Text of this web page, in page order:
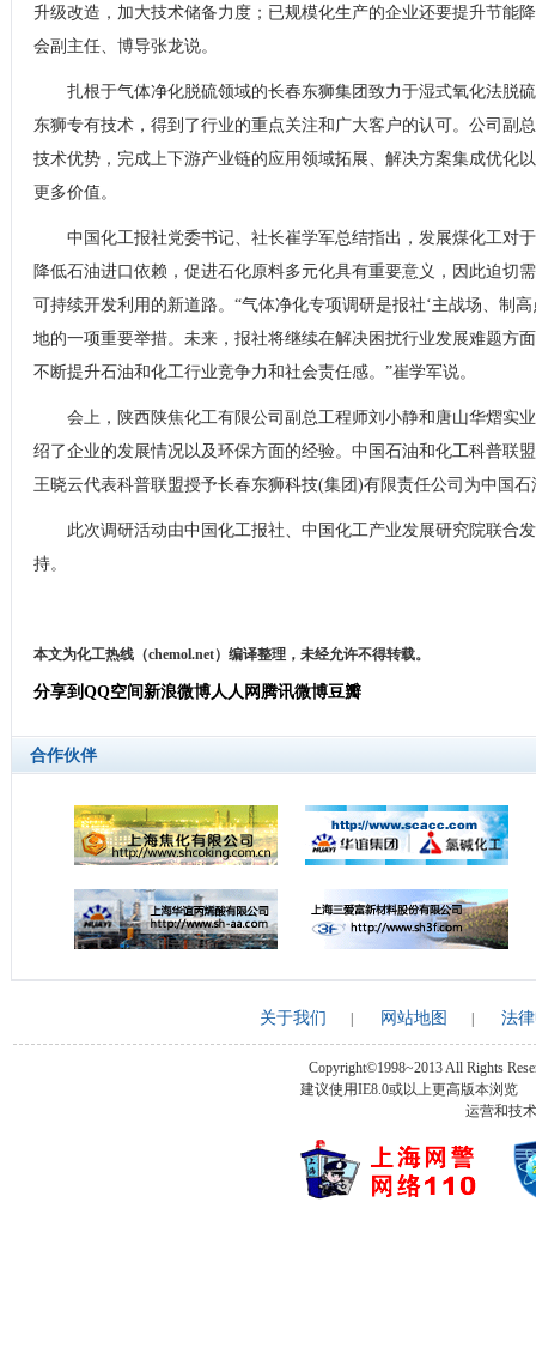
升级改造，加大技术储备力度；已规模化生产的企业还要提升节能
会副主任、博导张龙说。
扎根于气体净化脱硫领域的长春东狮集团致力于湿式氧化法脱
东狮专有技术，得到了行业的重点关注和广大客户的认可。公司副
技术优势，完成上下游产业链的应用领域拓展、解决方案集成优化
更多价值。
中国化工报社党委书记、社长崔学军总结指出，发展煤化工对
降低石油进口依赖，促进石化原料多元化具有重要意义，因此迫切
可持续开发利用的新道路。“气体净化专项调研是报社‘主战场、制
地的一项重要举措。未来，报社将继续在解决困扰行业发展难题方
不断提升石油和化工行业竞争力和社会责任感。”崔学军说。
会上，陕西陕焦化工有限公司副总工程师刘小静和唐山华熠实
绍了企业的发展情况以及环保方面的经验。中国石油和化工科普联
王晓云代表科普联盟授予长春东狮科技(集团)有限责任公司为中国
此次调研活动由中国化工报社、中国化工产业发展研究院联合
持。
本文为化工热线（chemol.net）编译整理，未经允许不得转载。
分享到 QQ空间新浪微博人人网 腾讯微博豆瓣
合作伙伴
关于我们 网站地图 法
Copyright©1998~2013 All Rights
建议使用IE8.0或以上更高版本浏览
运营和技